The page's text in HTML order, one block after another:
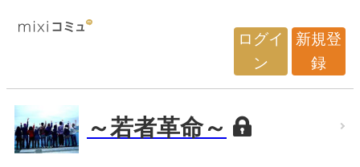
ログイ
ン
新規登
録
～若者革命～